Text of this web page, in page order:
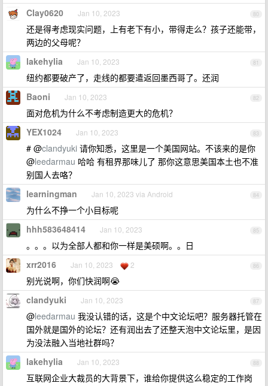
80
Clay0620 Jan 10, 2023
还是得考虑现实问题，上有老下有小，带得走么？孩子还能带，
两边的父母呢？
81
lakehylia Jan 10, 2023
纽约都要破产了，走线的都要遣返回墨西哥了。还润
82
Baoni Jan 10, 2023
面对危机为什么不考虑制造更大的危机？
83
YEX1024 Jan 10, 2023
# @clandyuki 请你知悉，这里是一个美国网站。不该来的是你
@leedarmau 哈哈 有租界那味儿了 那你这意思美国本土也不准
别国人去咯？
84
learningman Jan 10, 2023 via Android
为什么不挣一个小目标呢
85
hhh583648414 Jan 10, 2023
。。。以为全部人都和你一样是美硕啊。。日
86
xrr2016 Jan 10, 2023 2
别光说啊，你们快润啊😭
87
clandyuki Jan 10, 2023
@leedarmau 我没认错的话，这是个中文论坛吧？服务器托管在
国外就是国外的论坛？还有润出去了还整天泡中文论坛里，是因
为没法融入当地社群吗？
88
lakehylia Jan 10, 2023
互联网企业大裁员的大背景下，谁给你提供这么稳定的工作岗